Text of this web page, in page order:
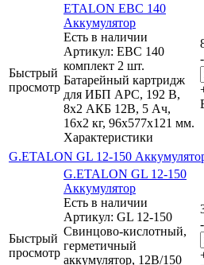
Быстрый
просмотр
ETALON EBC 140
Аккумулятор
Есть в наличии
Артикул: EBC 140
комплект 2 шт.
Батарейный картридж
для ИБП APC, 192 В,
8х2 АКБ 12В, 5 Ач,
16х2 кг, 96x577x121 мм.
Характеристики
-
G.ETALON GL 12-150
Быстрый
просмотр
G.ETALON GL 12-150
Аккумулятор
Есть в наличии
Артикул: GL 12-150
Свинцово-кислотный,
герметичный
аккумулятор, 12В/150
-